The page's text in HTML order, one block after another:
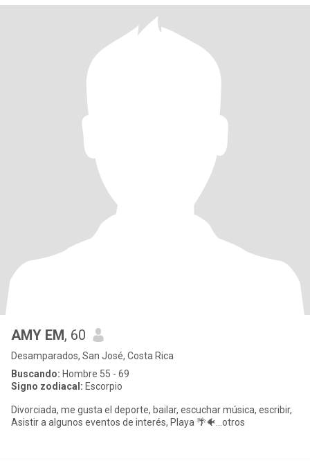
AMY EM, 60
Desamparados, San José, Costa Rica
Buscando: Hombre 55 - 69
Signo zodiacal: Escorpio
Divorciada, me gusta el deporte, bailar, escuchar música, escribir,
Asistir a algunos eventos de interés, Playa 🌴🐠...otros